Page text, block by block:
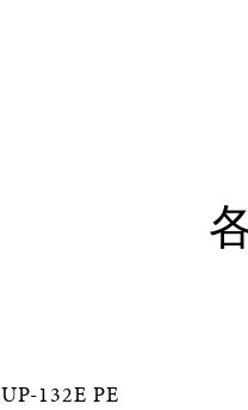
UP-132E PE